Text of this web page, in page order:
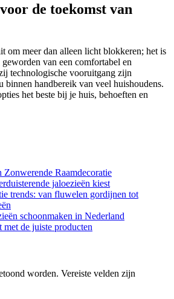
de toekomst van
om meer dan alleen licht blokkeren; het is
geworden van een comfortabel en
technologische vooruitgang zijn
binnen handbereik van veel huishoudens.
het beste bij je huis, behoeften en
Zonwerende Raamdecoratie
jaloezieën kiest
trends: van fluwelen gordijnen tot
schoonmaken in Nederland
de juiste producten
worden. Vereiste velden zijn